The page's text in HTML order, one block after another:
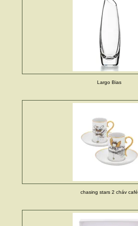
Largo Bias
chasing stars 2 cháv café